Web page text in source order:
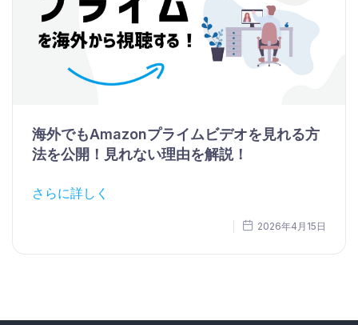
海外でもAmazonプライムビデオを見れる方
法を公開！見れない理由を解説！
さらに詳しく
2026年4月15日